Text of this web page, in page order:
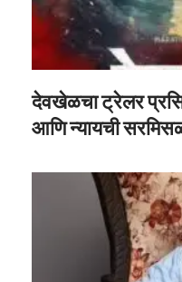
देवखेळचा ट्रेलर
आणि न्यायची